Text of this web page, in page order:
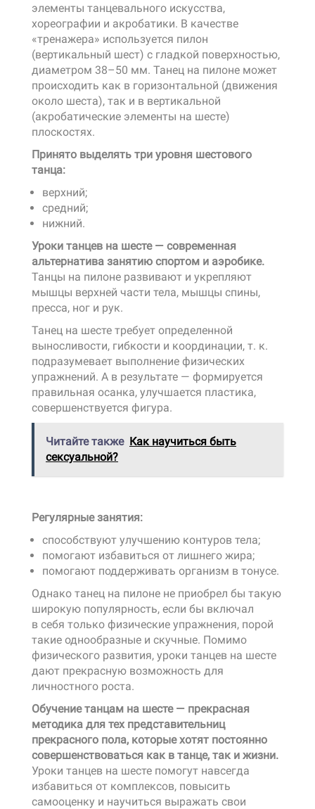
элементы танцевального искусства,
хореографии и акробатики. В качестве
«тренажера» используется пилон
(вертикальный шест) с гладкой поверхностью,
диаметром 38–50 мм. Танец на пилоне может
происходить как в горизонтальной (движения
около шеста), так и в вертикальной
(акробатические элементы на шесте)
плоскостях.
Принято выделять три уровня шестового
танца:
верхний;
средний;
нижний.
Уроки танцев на шесте — современная
альтернатива занятию спортом и аэробике.
Танцы на пилоне развивают и укрепляют
мышцы верхней части тела, мышцы спины,
пресса, ног и рук.
Танец на шесте требует определенной
выносливости, гибкости и координации, т. к.
подразумевает выполнение физических
упражнений. А в результате — формируется
правильная осанка, улучшается пластика,
совершенствуется фигура.
Читайте также Как научиться быть
сексуальной?
Регулярные занятия:
способствуют улучшению контуров тела;
помогают избавиться от лишнего жира;
помогают поддерживать организм в тонусе.
Однако танец на пилоне не приобрел бы такую
широкую популярность, если бы включал
в себя только физические упражнения, порой
такие однообразные и скучные. Помимо
физического развития, уроки танцев на шесте
дают прекрасную возможность для
личностного роста.
Обучение танцам на шесте — прекрасная
методика для тех представительниц
прекрасного пола, которые хотят постоянно
совершенствоваться как в танце, так и жизни.
Уроки танцев на шесте помогут навсегда
избавиться от комплексов, повысить
самооценку и научиться выражать свои